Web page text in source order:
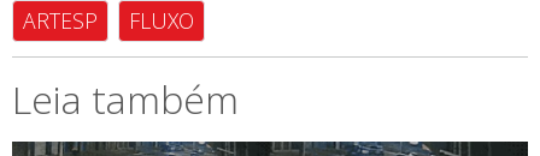
ARTESP FLUXO
Leia também